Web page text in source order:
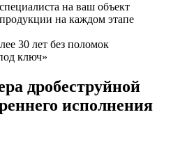
на ваш объект
на каждом этапе
30 лет без поломок
ключ»
дробеструйной
исполнения